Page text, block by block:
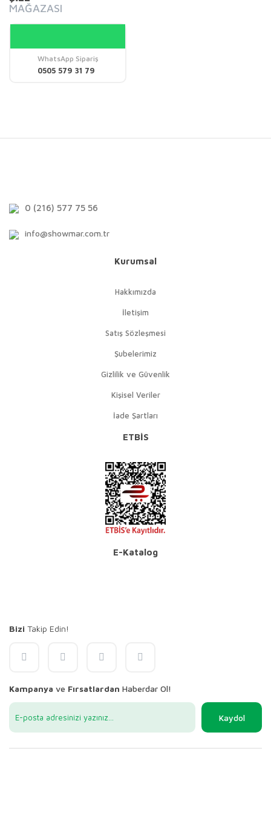
MAĞAZASI
WhatsApp Sipariş
0505 579 31 79
0 (216) 577 75 56
info@showmar.com.tr
Kurumsal
Hakkımızda
İletişim
Satış Sözleşmesi
Şubelerimiz
Gizlilik ve Güvenlik
Kişisel Veriler
İade Şartları
ETBİS
E-Katalog
Bizi Takip Edin!
Kampanya ve Fırsatlardan Haberdar Ol!
Kaydol